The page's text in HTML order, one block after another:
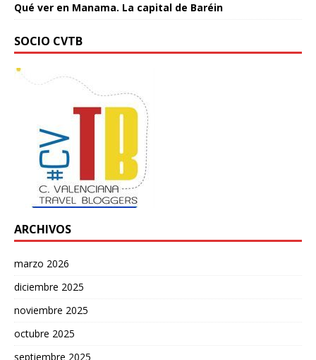
Qué ver en Manama. La capital de Baréin
SOCIO CVTB
ARCHIVOS
marzo 2026
diciembre 2025
noviembre 2025
octubre 2025
septiembre 2025